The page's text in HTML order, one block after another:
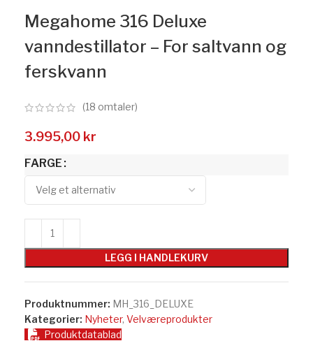
Megahome 316 Deluxe
vanndestillator – For saltvann og
ferskvann
(18 omtaler)
3.995,00 kr
FARGE
LEGG I HANDLEKURV
Produktnummer: MH_316_DELUXE
Kategorier: Nyheter, Velværeprodukter
Produktdatablad